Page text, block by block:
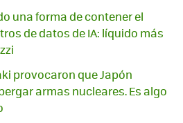
una forma de contener el
de datos de IA: líquido más
provocaron que Japón
armas nucleares. Es algo